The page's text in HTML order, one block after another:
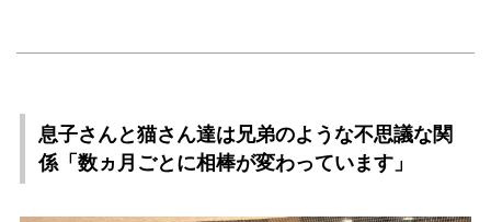
息子さんと猫さん達は兄弟のような不思議な関
係「数ヵ月ごとに相棒が変わっています」